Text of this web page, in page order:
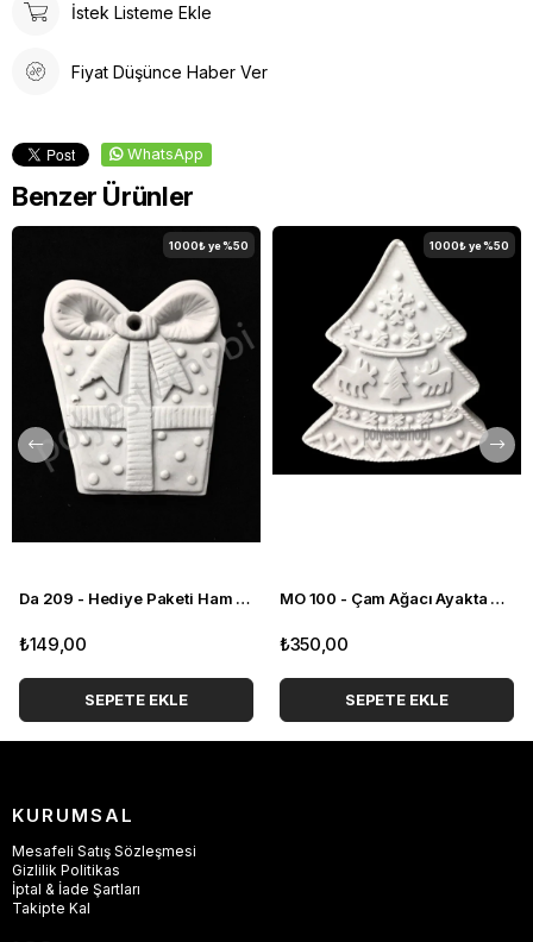
İstek Listeme Ekle
Fiyat Düşünce Haber Ver
WhatsApp
Benzer Ürünler
Da 209 - Hediye Paketi Ham Polyester Obje
₺149,00
SEPETE EKLE
1000₺ ye %50
MO 100 - Çam Ağacı Ayakta Duran Ham Polyester Obje
₺350,00
SEPETE EKLE
1000₺ ye %50
KURUMSAL
Mesafeli Satış Sözleşmesi
Gizlilik Politikas
İptal & İade Şartları
Takipte Kal